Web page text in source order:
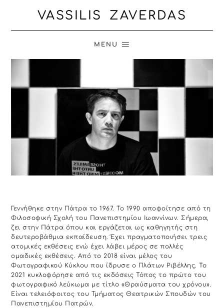
VASSILIS ZAVERDAS
MENU
Γεννήθηκε στην Πάτρα το 1967. Το 1990 αποφοίτησε από τη
Φιλοσοφική Σχολή του Πανεπιστημίου Ιωαννίνων. Σήμερα,
ζει στην Πάτρα όπου και εργάζεται ως καθηγητής στη
δευτεροβάθμια εκπαίδευση. Έχει πραγματοποιήσει τρεις
ατομικές εκθέσεις ενώ έχει λάβει μέρος σε πολλές
ομαδικές εκθέσεις. Από το 2018 είναι μέλος του
Φωτογραφικού Κύκλου που ίδρυσε ο Πλάτων Ριβέλλης. Το
2021 κυκλοφόρησε από τις εκδόσεις Τόπος το πρώτο του
φωτογραφικό λεύκωμα με τίτλο «Θραύσματα του χρόνου».
Είναι τελειόφοιτος του Τμήματος Θεατρικών Σπουδών του
Πανεπιστημίου Πατρών.